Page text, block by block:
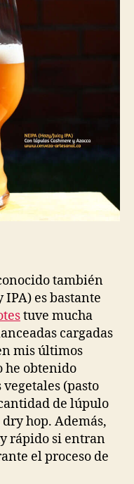
también
IPA) es bastante
tuve mucha
cargadas
mis últimos
he obtenido
(pasto
de lúpulo
hop. Además,
rápido si entran
el proceso de